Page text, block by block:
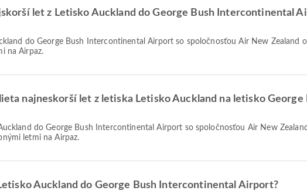
let z Letisko Auckland do George Bush Intercontinental
na Airpaz.
najneskorší let z letiska Letisko Auckland na letisko
letmi na Airpaz.
Auckland do George Bush Intercontinental Airport?